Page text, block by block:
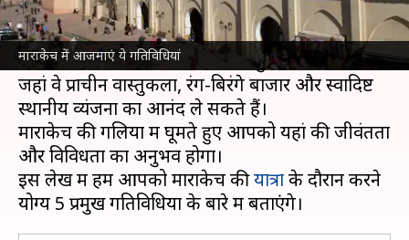
माराकेच में आजमाएं ये गतिविधियां
मोरक्को में स्थित माराकेच अपने ऐतिहासिक स्थलों और
सांस्कृतिक धरोहरों के लिए जाना जाता है।
यह शहर पर्यटकों को एक अनोखा अनुभव प्रदान करता है,
जहां वे प्राचीन वास्तुकला, रंग-बिरंगे बाजार और स्वादिष्ट
स्थानीय व्यंजनों का आनंद ले सकते हैं।
माराकेच की गलियों में घूमते हुए आपको यहां की जीवंतता
और विविधता का अनुभव होगा।
इस लेख में हम आपको माराकेच कीयात्राके दौरान करने